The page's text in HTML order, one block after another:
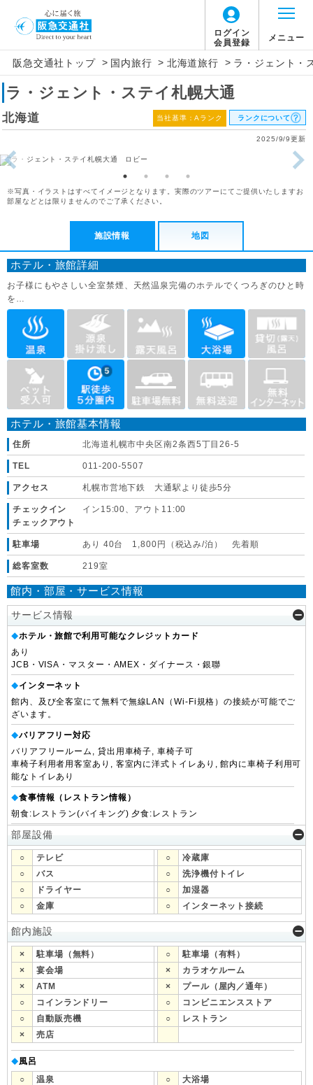
ログイン
会員登録
メニュー
阪急交通社トップ > 国内旅行 > 北海道旅行 > ラ・ジェント・
ラ・ジェント・ステイ札幌大通
北海道 当社基準：Aランク ランクについて
2025/9/9更新
※写真・イラストはすべてイメージとなります。実際のツアーにてご提供いたしますお
部屋などとは限りませんのでご了承ください。
施設情報 地図
ホテル・旅館詳細
お子様にもやさしい全室禁煙、天然温泉完備のホテルでくつろぎのひと時
を…
ホテル・旅館基本情報
住所 北海道札幌市中央区南2条西5丁目26-5
TEL 011-200-5507
アクセス 札幌市営地下鉄 大通駅より徒歩5分
チェックイン
チェックアウト
イン15:00、アウト11:00
駐車場 あり 40台 1,800円（税込み/泊） 先着順
総客室数 219室
館内・部屋・サービス情報
サービス情報
◆ホテル・旅館で利用可能なクレジットカード
あり
JCB・VISA・マスター・AMEX・ダイナース・銀聯
◆インターネット
館内、及び全客室にて無料で無線LAN（Wi-Fi規格）の接続が可能でご
ざいます。
◆バリアフリー対応
バリアフリールーム, 貸出用車椅子, 車椅子可
車椅子利用者用客室あり, 客室内に洋式トイレあり, 館内に車椅子利用可
能なトイレあり
◆食事情報（レストラン情報）
朝食:レストラン(バイキング) 夕食:レストラン
部屋設備
○ テレビ ○
冷蔵庫
○
バス ○
洗浄機付トイレ
○
ドライヤー ○
加湿器
○
金庫 ○ インターネット接続
館内施設
× 駐車場（無料） ○
駐車場（有料）
×
宴会場 ×
カラオケルーム
×
ATM ×
プール（屋内／通年）
○
コインランドリー ○
コンビニエンスストア
○
自動販売機 ○
レストラン
×
売店
◆風呂
○
温泉 ○
大浴場